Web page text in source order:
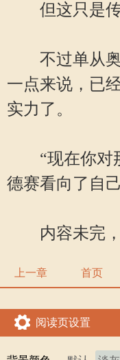
但这只是传
不过单从奥
一点来说，已
实力了。
“现在你对那
德赛看向了自
内容未完，
上一章 首页
阅读页设置